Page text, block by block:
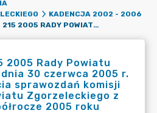
KADENCJA 2002 - 2006
UCHWAŁA NR XL 215 2005 RADY POWIATU ZGORZELECKIEGO Z DNIA 30 CZERWCA 2005 R. W SPRAWIE PRZYJĘCIA SPRAWOZDAŃ KOMISJI STAŁYCH RADY POWIATU ZGORZELECKIEGO Z DZIAŁALNOŚCI ZA I PÓŁROCZE 2005 ROKU
2005 Rady Powiatu
30 czerwca 2005 r.
sprawozdań komisji
Zgorzeleckiego z
2005 roku